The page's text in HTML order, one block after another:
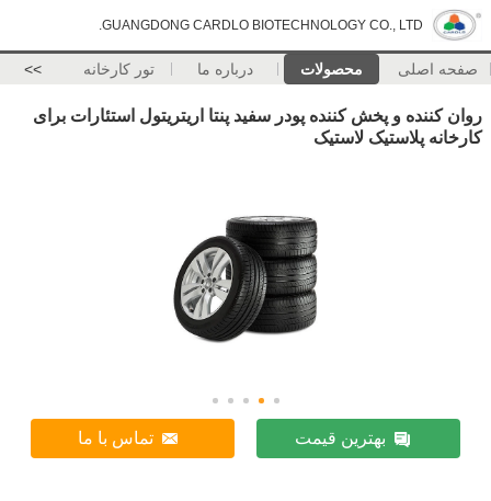
GUANGDONG CARDLO BIOTECHNOLOGY CO., LTD.
صفحه اصلی محصولات درباره ما تور کارخانه >>
روان کننده و پخش کننده پودر سفید پنتا اریتریتول استئارات برای
کارخانه پلاستیک لاستیک
بهترین قیمت تماس با ما